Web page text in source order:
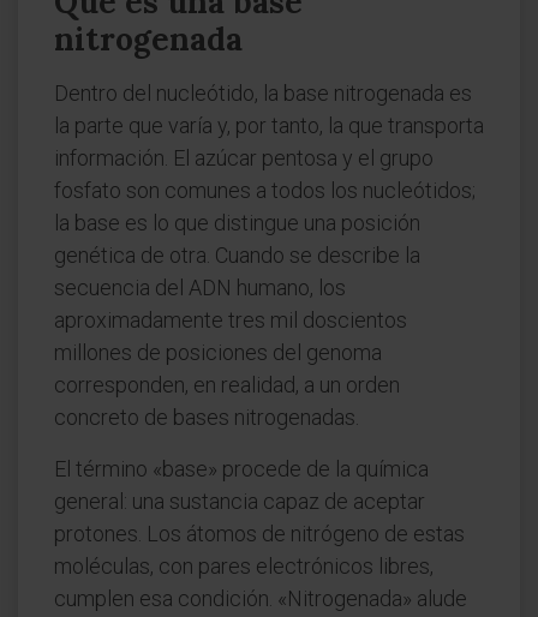
nitrogenada
Dentro del nucleótido, la base nitrogenada es
la parte que varía y, por tanto, la que transporta
información. El azúcar pentosa y el grupo
fosfato son comunes a todos los nucleótidos;
la base es lo que distingue una posición
genética de otra. Cuando se describe la
secuencia del ADN humano, los
aproximadamente tres mil doscientos
millones de posiciones del genoma
corresponden, en realidad, a un orden
concreto de bases nitrogenadas.
El término «base» procede de la química
general: una sustancia capaz de aceptar
protones. Los átomos de nitrógeno de estas
moléculas, con pares electrónicos libres,
cumplen esa condición. «Nitrogenada» alude